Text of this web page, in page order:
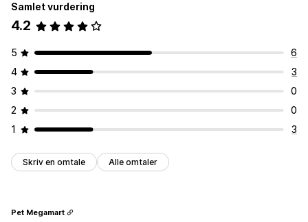
Samlet vurdering
4.2
5
6
4
3
3
0
2
0
1
3
Skriv en omtale Alle omtaler
Pet Megamart